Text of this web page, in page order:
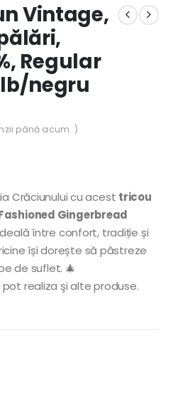
Vintage,
Regular
negru
până acum. )
Crăciunului cu acest tricou
Gingerbread
între confort, tradiție și
își dorește să păstreze
de suflet. 🎄
realiza şi alte produse.